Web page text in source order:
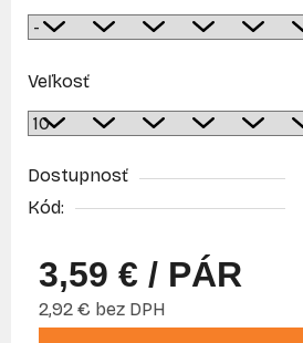
Veľkosť
Dostupnosť
Kód:
3,59 € / PÁR
2,92 € bez DPH